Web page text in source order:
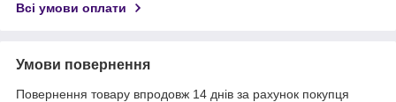
Всі умови оплати
Умови повернення
Повернення товару впродовж 14 днів за рахунок покупця